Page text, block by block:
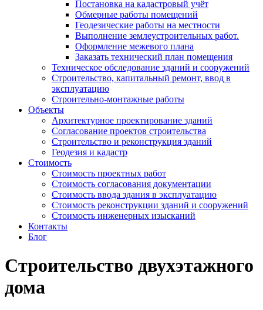
Постановка на кадастровый учёт
Обмерные работы помещений
Геодезические работы на местности
Выполнение землеустроительных работ.
Оформление межевого плана
Заказать технический план помещения
Техническое обследование зданий и сооружений
Строительство, капитальный ремонт, ввод в
эксплуатацию
Строительно-монтажные работы
Объекты
Архитектурное проектирование зданий
Согласование проектов строительства
Строительство и реконструкция зданий
Геодезия и кадастр
Стоимость
Стоимость проектных работ
Стоимость согласования документации
Стоимость ввода здания в эксплуатацию
Стоимость реконструкции зданий и сооружений
Стоимость инженерных изысканий
Контакты
Блог
Строительство двухэтажного
дома